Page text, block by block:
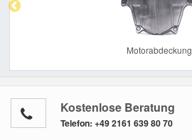
Motorabdeckung
Kostenlose Beratung
Telefon: +49 2161 639 80 70